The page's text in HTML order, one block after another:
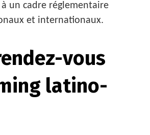
un cadre réglementaire
et internationaux.
vous
latino-